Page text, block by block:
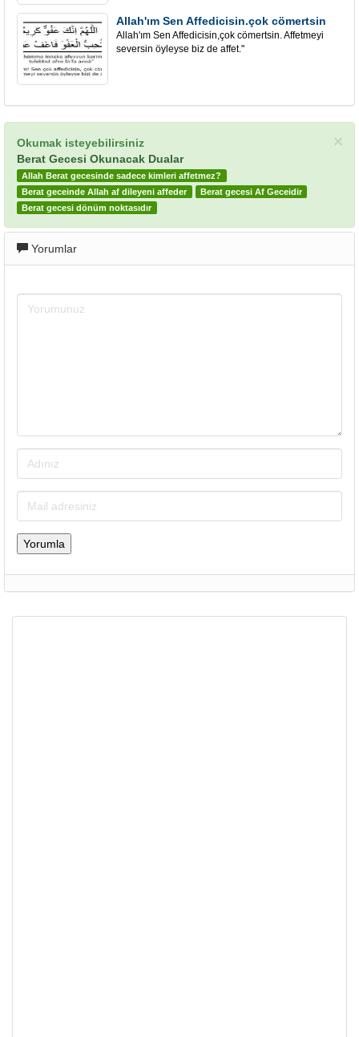
Allah'ım Sen Affedicisin.çok cömertsin
Allah'ım Sen Affedicisin,çok cömertsin. Affetmeyi
seversin öyleyse biz de affet."
×
Okumak isteyebilirsiniz
Berat Gecesi Okunacak Dualar
Allah Berat gecesinde sadece kimleri affetmez?
Berat geceinde Allah af dileyeni affeder
Berat gecesi Af Geceidir
Berat gecesi dönüm noktasıdır
Yorumlar